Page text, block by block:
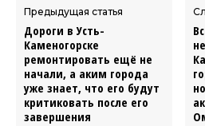
Предыдущая статья
Дороги в Усть-
Каменогорске
ремонтировать ещё не
начали, а аким города
уже знает, что его будут
критиковать после его
завершения